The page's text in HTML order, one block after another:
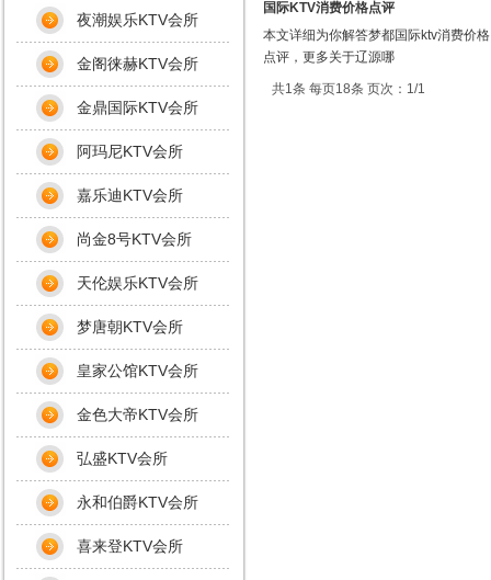
国际KTV消费价格点评
本文详细为你解答梦都国际ktv消费价
点评，更多关于辽源哪
共1条 每页18条 页次：1/1
夜潮娱乐KTV会所
金阁徕赫KTV会所
金鼎国际KTV会所
阿玛尼KTV会所
嘉乐迪KTV会所
尚金8号KTV会所
天伦娱乐KTV会所
梦唐朝KTV会所
皇家公馆KTV会所
金色大帝KTV会所
弘盛KTV会所
永和伯爵KTV会所
喜来登KTV会所